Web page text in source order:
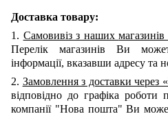
Доставка товару:
1. Самовивіз з нашихмагазинів
Перелік магазинів Ви
інформації, вказавши адресу та
2. Замовлення з доставки через
відповідно до графіка роботи
компанії "Нова пошта" Ви